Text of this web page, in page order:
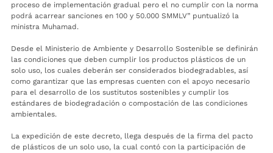
proceso de implementación gradual pero el no cumplir con la norma
podrá acarrear sanciones en 100 y 50.000 SMMLV” puntualizó la
ministra Muhamad.
Desde el Ministerio de Ambiente y Desarrollo Sostenible se definirán
las condiciones que deben cumplir los productos plásticos de un
solo uso, los cuales deberán ser considerados biodegradables, así
como garantizar que las empresas cuenten con el apoyo necesario
para el desarrollo de los sustitutos sostenibles y cumplir los
estándares de biodegradación o compostación de las condiciones
ambientales.
La expedición de este decreto, llega después de la firma del pacto
de plásticos de un solo uso, la cual contó con la participación de